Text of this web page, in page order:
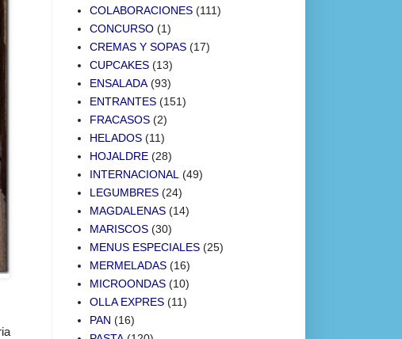
COLABORACIONES (111)
CONCURSO (1)
CREMAS Y SOPAS (17)
CUPCAKES (13)
ENSALADA (93)
ENTRANTES (151)
FRACASOS (2)
HELADOS (11)
HOJALDRE (28)
INTERNACIONAL (49)
LEGUMBRES (24)
MAGDALENAS (14)
MARISCOS (30)
MENUS ESPECIALES (25)
MERMELADAS (16)
MICROONDAS (10)
OLLA EXPRES (11)
PAN (16)